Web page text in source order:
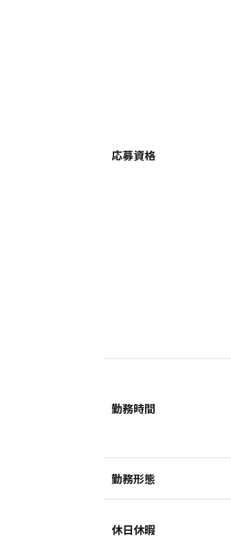
応募資格
勤務時間
勤務形態
休日休暇